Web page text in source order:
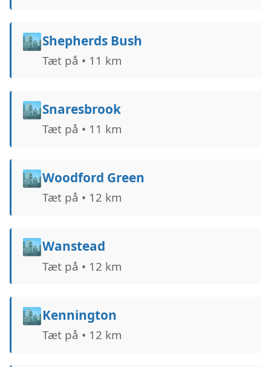
🏙️Shepherds Bush
Tæt på • 11 km
🏙️Snaresbrook
Tæt på • 11 km
🏙️Woodford Green
Tæt på • 12 km
🏙️Wanstead
Tæt på • 12 km
🏙️Kennington
Tæt på • 12 km